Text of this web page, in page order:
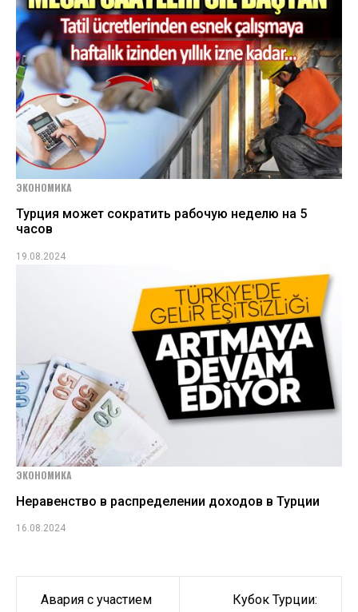
ЭКОНОМИКА
Турция может сократить рабочую неделю на 5
часов
19.08.2024
ЭКОНОМИКА
Неравенство в распределении доходов в Турции
16.08.2024
Навигация
Авария с участием
Кубок Турции: